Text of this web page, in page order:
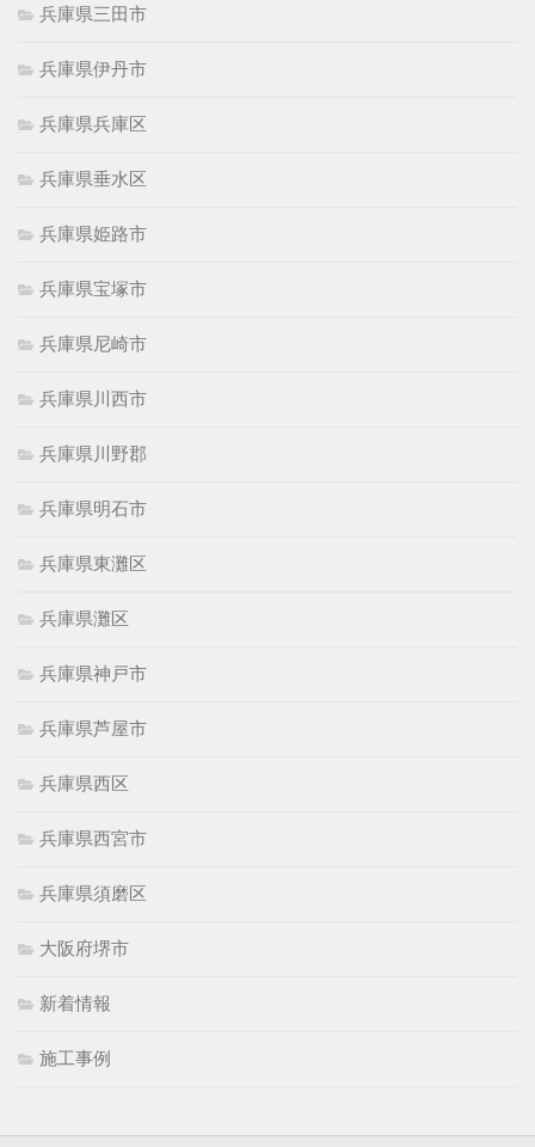
兵庫県三田市
兵庫県伊丹市
兵庫県兵庫区
兵庫県垂水区
兵庫県姫路市
兵庫県宝塚市
兵庫県尼崎市
兵庫県川西市
兵庫県川野郡
兵庫県明石市
兵庫県東灘区
兵庫県灘区
兵庫県神戸市
兵庫県芦屋市
兵庫県西区
兵庫県西宮市
兵庫県須磨区
大阪府堺市
新着情報
施工事例